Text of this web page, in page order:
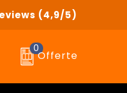
(4,9/5)
0
Offerte